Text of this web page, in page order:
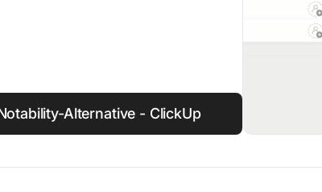
Alternative - ClickUp